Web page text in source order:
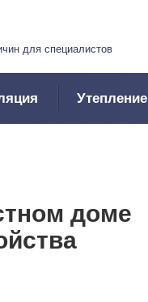
для специалистов
Утепление
доме